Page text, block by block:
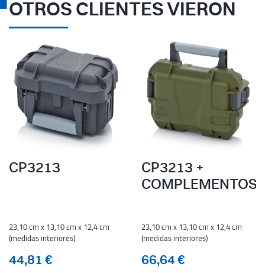
OTROS CLIENTES VIERON
CP3213
23,10 cm x 13,10 cm x 12,4 cm
(medidas interiores)
44,81 €
CP3213 +
COMPLEMENTOS
23,10 cm x 13,10 cm x 12,4 cm
(medidas interiores)
66,64 €